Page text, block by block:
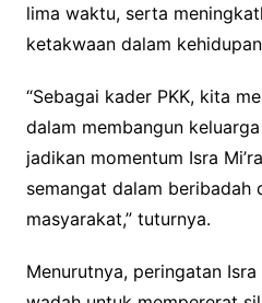
lima waktu, serta
ketakwaan dalam
“Sebagai kader PKK, kita
dalam membangun
jadikan momentum Isra
semangat dalam beribadah
masyarakat,” tuturnya.
Menurutnya, peringatan Isra